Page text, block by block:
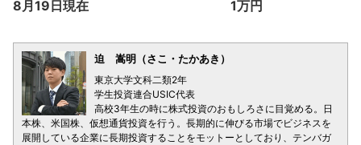
8月19日現在 1万円
迫 嵩明（さこ・たかあき）
東京大学文科二類2年
学生投資連合USIC代表
高校3年生の時に株式投資のおもしろさに目覚める。日
本株、米国株、仮想通貨投資を行う。長期的に伸びる市場でビジネスを
展開している企業に長期投資することをモットーとしており、テンバガ